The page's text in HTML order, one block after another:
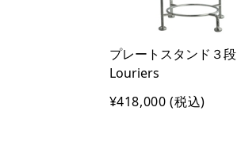
プレートスタンド３段
Louriers
¥418,000 (税込)